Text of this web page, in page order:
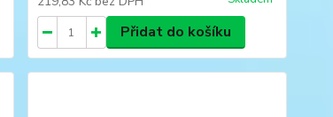
Přidat do košíku